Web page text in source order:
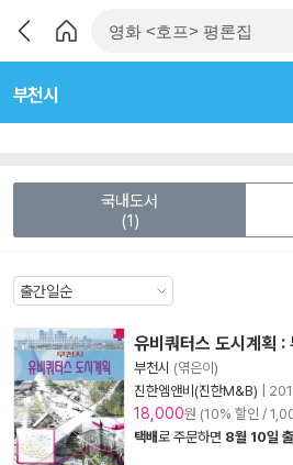
부천시
국내도서
(1)
유비쿼터스 도시계획 :
부천시 (엮은이)
진한엠앤비(진한M&B)
18,000원 (10% 할인 /
택배로 주문하면 8월 10일